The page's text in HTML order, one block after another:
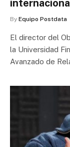
By Equipo Postdata
El director del
la Universidad
Avanzado de